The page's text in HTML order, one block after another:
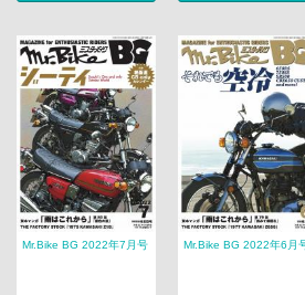
Mr.Bike BG 2022年7月号 Mr.Bike BG 2022年6月